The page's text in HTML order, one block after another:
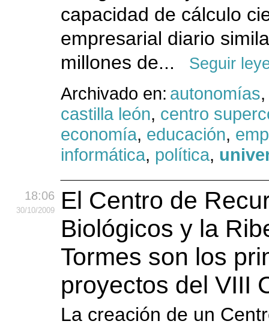
capacidad de cálculo
empresarial diario
millones de...
Seguir
Archivado en: autonomías,
castilla león, centro
economía, educación,
informática, política,
18:06
30/10/2009
El Centro de
Biológicos y la
Tormes son los
proyectos del VIII
La creación de un